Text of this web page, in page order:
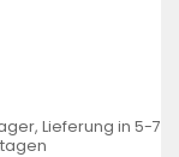
Lieferung in 5-7